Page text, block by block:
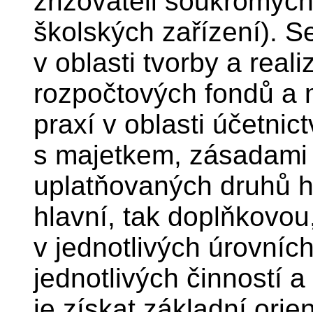
školských zařízení).
v oblasti tvorby a
rozpočtových fondů a
praxí v oblasti
s majetkem,
uplatňovaných druhů
hlavní, tak
v jednotlivých
jednotlivých činností